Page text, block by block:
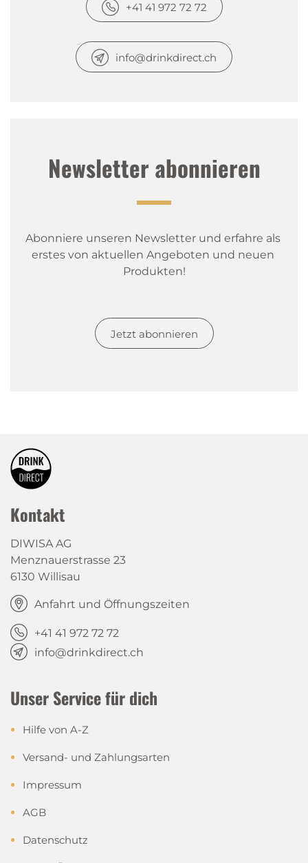
+41 41 972 72 72
info@drinkdirect.ch
Newsletter abonnieren
Abonniere unseren Newsletter und erfahre als
erstes von aktuellen Angeboten und neuen
Produkten!
Jetzt abonnieren
Kontakt
DIWISA AG
Menznauerstrasse 23
6130 Willisau
Anfahrt und Öffnungszeiten
+41 41 972 72 72
info@drinkdirect.ch
Unser Service für dich
Hilfe von A-Z
Versand- und Zahlungsarten
Impressum
AGB
Datenschutz